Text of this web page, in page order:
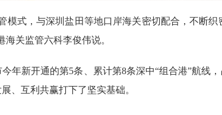
式，与深圳盐田等地口岸海关密切配合，不断织
关监管六科李俊伟说。
新开通的第5条、累计第8条深中“组合港”航线
、互利共赢打下了坚实基础。